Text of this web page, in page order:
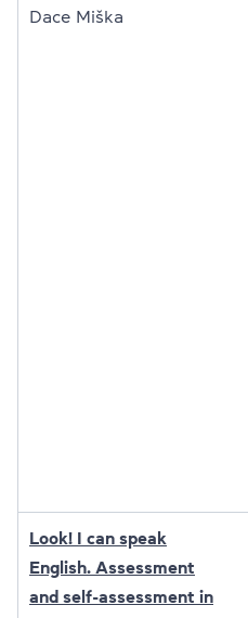
Dace Miška
Look! I can speak
English. Assessment
and self-assessment in